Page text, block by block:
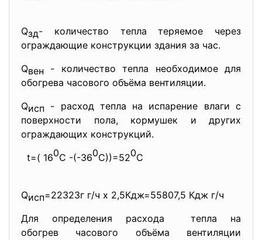
Qзд- количество тепла теряемое через
ограждающие конструкции здания за час.
Qвен - количество тепла необходимое для
обогрева часового объёма вентиляции.
Qисп - расход тепла на испарение влаги с
поверхности пола, кормушек и других
ограждающих конструкций.
t=( 160C -(-360C))=520C
Qисп=22323г г/ч х 2,5Кдж=55807,5 Кдж г/ч
Для определения расхода тепла на
обогрев часового объёма вентиляции